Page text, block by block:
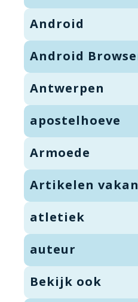
Android
Android
Antwerpen
apostelhoeve
Armoede
Artikelen
atletiek
auteur
Bekijk ook